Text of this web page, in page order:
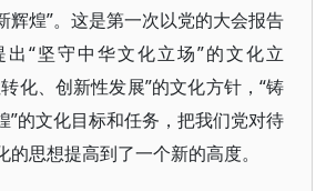
辉煌”。这是第一次以党的大会报告
“坚守中华文化立场”的文化立
化、创新性发展”的文化方针，“铸
”的文化目标和任务，把我们党对待
思想提高到了一个新的高度。